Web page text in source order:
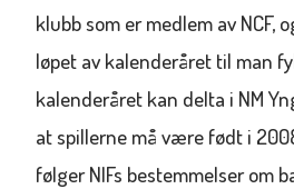
klubb som er medlem av NCF,
løpet av kalenderåret til man
kalenderåret kan delta i NM
at spillerne må være født i
følger NIFs bestemmelser om